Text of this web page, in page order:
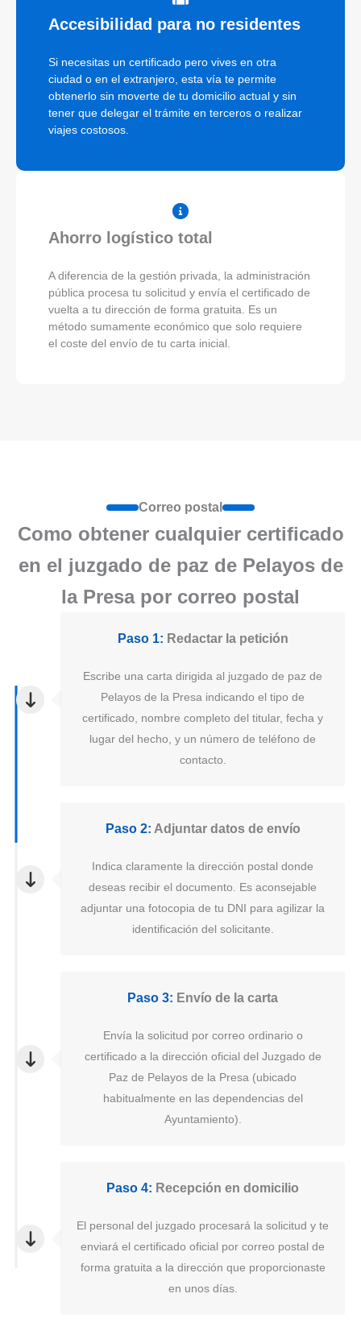
Accesibilidad para no residentes
Si necesitas un certificado pero vives en otra
ciudad o en el extranjero, esta vía te permite
obtenerlo sin moverte de tu domicilio actual y sin
tener que delegar el trámite en terceros o realizar
viajes costosos.
Ahorro logístico total
A diferencia de la gestión privada, la administración
pública procesa tu solicitud y envía el certificado de
vuelta a tu dirección de forma gratuita. Es un
método sumamente económico que solo requiere
el coste del envío de tu carta inicial.
Correo postal
Como obtener cualquier certificado
en el juzgado de paz de Pelayos de
la Presa por correo postal
Paso 1: Redactar la petición
Escribe una carta dirigida al juzgado de paz de
Pelayos de la Presa indicando el tipo de
certificado, nombre completo del titular, fecha y
lugar del hecho, y un número de teléfono de
contacto.
Paso 2: Adjuntar datos de envío
Indica claramente la dirección postal donde
deseas recibir el documento. Es aconsejable
adjuntar una fotocopia de tu DNI para agilizar la
identificación del solicitante.
Paso 3: Envío de la carta
Envía la solicitud por correo ordinario o
certificado a la dirección oficial del Juzgado de
Paz de Pelayos de la Presa (ubicado
habitualmente en las dependencias del
Ayuntamiento).
Paso 4: Recepción en domicilio
El personal del juzgado procesará la solicitud y te
enviará el certificado oficial por correo postal de
forma gratuita a la dirección que proporcionaste
en unos días.